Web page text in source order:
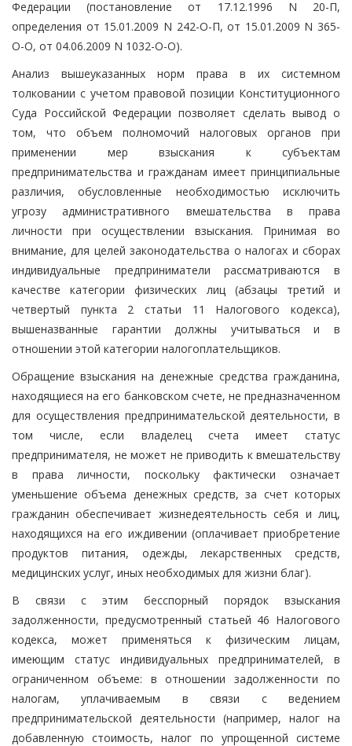
Федерации (постановление от 17.12.1996 N 20-П,
определения от 15.01.2009 N 242-О-П, от 15.01.2009 N 365-
О-О, от 04.06.2009 N 1032-О-О).
Анализ вышеуказанных норм права в их системном
толковании с учетом правовой позиции Конституционного
Суда Российской Федерации позволяет сделать вывод о
том, что объем полномочий налоговых органов при
применении мер взыскания к субъектам
предпринимательства и гражданам имеет принципиальные
различия, обусловленные необходимостью исключить
угрозу административного вмешательства в права
личности при осуществлении взыскания. Принимая во
внимание, для целей законодательства о налогах и сборах
индивидуальные предприниматели рассматриваются в
качестве категории физических лиц (абзацы третий и
четвертый пункта 2 статьи 11 Налогового кодекса),
вышеназванные гарантии должны учитываться и в
отношении этой категории налогоплательщиков.
Обращение взыскания на денежные средства гражданина,
находящиеся на его банковском счете, не предназначенном
для осуществления предпринимательской деятельности, в
том числе, если владелец счета имеет статус
предпринимателя, не может не приводить к вмешательству
в права личности, поскольку фактически означает
уменьшение объема денежных средств, за счет которых
гражданин обеспечивает жизнедеятельность себя и лиц,
находящихся на его иждивении (оплачивает приобретение
продуктов питания, одежды, лекарственных средств,
медицинских услуг, иных необходимых для жизни благ).
В связи с этим бесспорный порядок взыскания
задолженности, предусмотренный статьей 46 Налогового
кодекса, может применяться к физическим лицам,
имеющим статус индивидуальных предпринимателей, в
ограниченном объеме: в отношении задолженности по
налогам, уплачиваемым в связи с ведением
предпринимательской деятельности (например, налог на
добавленную стоимость, налог по упрощенной системе